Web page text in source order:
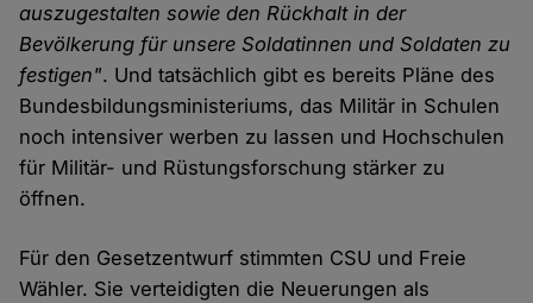
auszugestalten sowie den Rückhalt in der
Bevölkerung für unsere Soldatinnen und Soldaten zu
festigen". Und tatsächlich gibt es bereits Pläne des
Bundesbildungsministeriums, das Militär in Schulen
noch intensiver werben zu lassen und Hochschulen
für Militär- und Rüstungsforschung stärker zu
öffnen.
Für den Gesetzentwurf stimmten CSU und Freie
Wähler. Sie verteidigten die Neuerungen als